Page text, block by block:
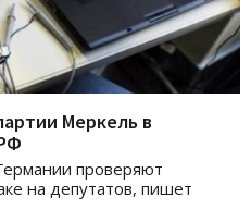
Меркель в
проверяют
на депутатов, пишет